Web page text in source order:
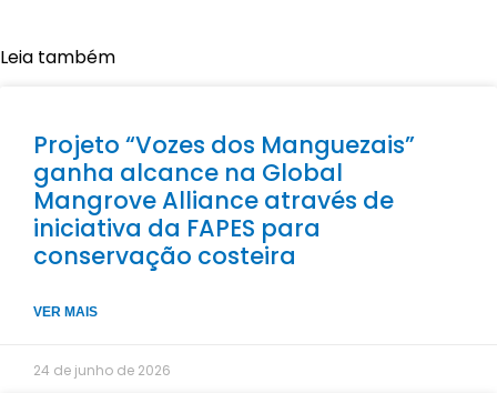
Leia também
Projeto “Vozes dos Manguezais”
ganha alcance na Global
Mangrove Alliance através de
iniciativa da FAPES para
conservação costeira
VER MAIS
24 de junho de 2026